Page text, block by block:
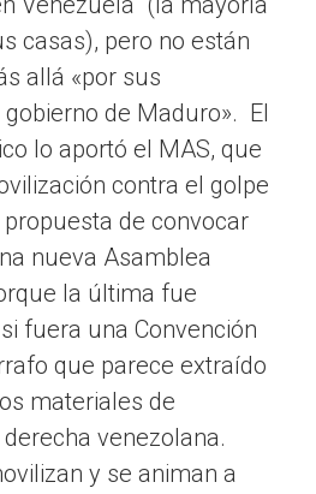
casas), pero no están
allá «por sus
de Maduro». El
lo aportó el MAS, que
contra el golpe
de convocar
nueva Asamblea
la última fue
fuera una Convención
que parece extraído
materiales de
venezolana.
y se animan a